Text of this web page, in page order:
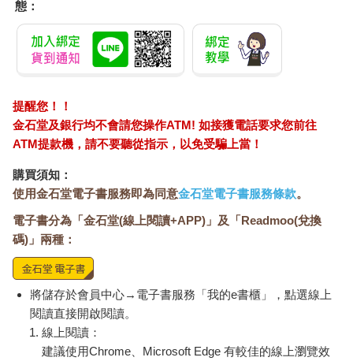
態：
提醒您！！
金石堂及銀行均不會請您操作ATM! 如接獲電話要求您前往
ATM提款機，請不要聽從指示，以免受騙上當！
購買須知：
使用金石堂電子書服務即為同意金石堂電子書服務條款。
電子書分為「金石堂(線上閱讀+APP)」及「Readmoo(兌換
碼)」兩種：
將儲存於會員中心→電子書服務「我的e書櫃」，點選線上
閱讀直接開啟閱讀。
線上閱讀：
建議使用Chrome、Microsoft Edge 有較佳的線上瀏覽效